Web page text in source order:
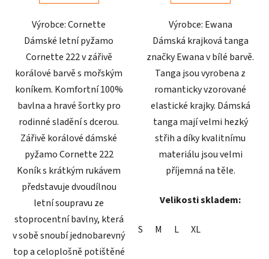
hvězdiček.
Výrobce: Cornette
Dámské letní pyžamo
Cornette 222 v zářivě
korálové barvě s mořským
koníkem. Komfortní 100%
bavlna a hravé šortky pro
rodinné sladění s dcerou.
Zářivě korálové dámské
pyžamo Cornette 222
Koník s krátkým rukávem
představuje dvoudílnou
letní soupravu ze
stoprocentní bavlny, která
v sobě snoubí jednobarevný
top a celoplošně potištěné
hvězdiček.
Výrobce: Ewana
Dámská krajková tanga
značky Ewana v bílé barvě.
Tanga jsou vyrobena z
romanticky vzorované
elastické krajky. Dámská
tanga mají velmi hezký
střih a díky kvalitnímu
materiálu jsou velmi
příjemná na těle.
Velikosti skladem:
S M L XL